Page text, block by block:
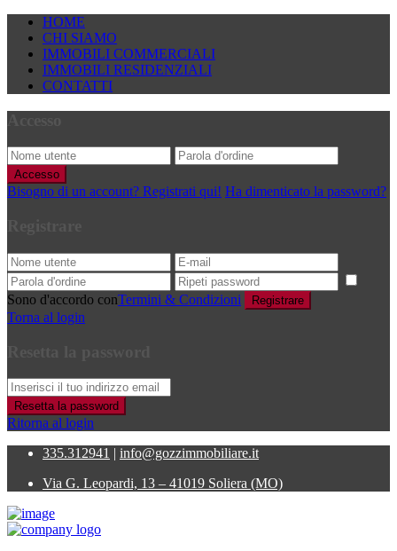
HOME
CHI SIAMO
IMMOBILI COMMERCIALI
IMMOBILI RESIDENZIALI
CONTATTI
Accesso
Bisogno di un account? Registrati qui! Ha dimenticato la password?
Sono d'accordo conTermini & Condizioni Registrare
Torna al login
Resetta la password
Ritorna al login
335.312941 | info@gozzimmobiliare.it
Via G. Leopardi, 13 – 41019 Soliera (MO)